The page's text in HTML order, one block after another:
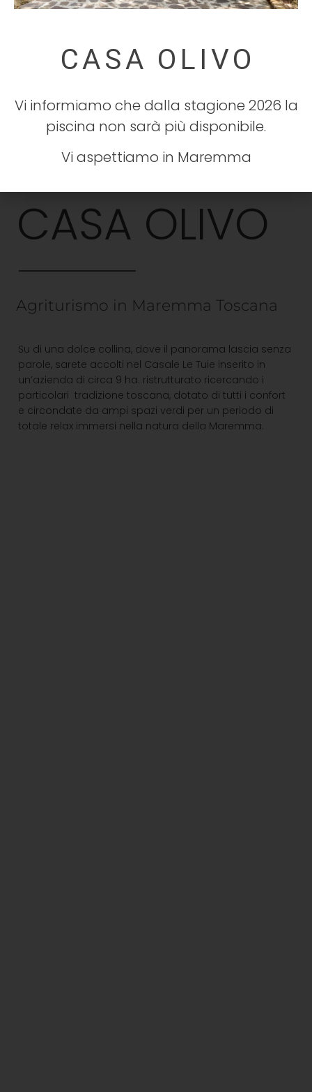
CASA OLIVO
Agriturismo in Maremma Toscana
Su di una dolce collina, dove il panorama lascia senza
parole, sarete accolti nel Casale Le Tuie inserito in
un’azienda di circa 9 ha. ristrutturato ricercando i
particolari tradizione toscana, dotato di tutti i confort
e circondate da ampi spazi verdi per un periodo di
totale relax immersi nella natura della Maremma.
Vi informiamo che dalla stagione 2026 la
piscina non sarà più disponibile.
Vi aspettiamo in Maremma